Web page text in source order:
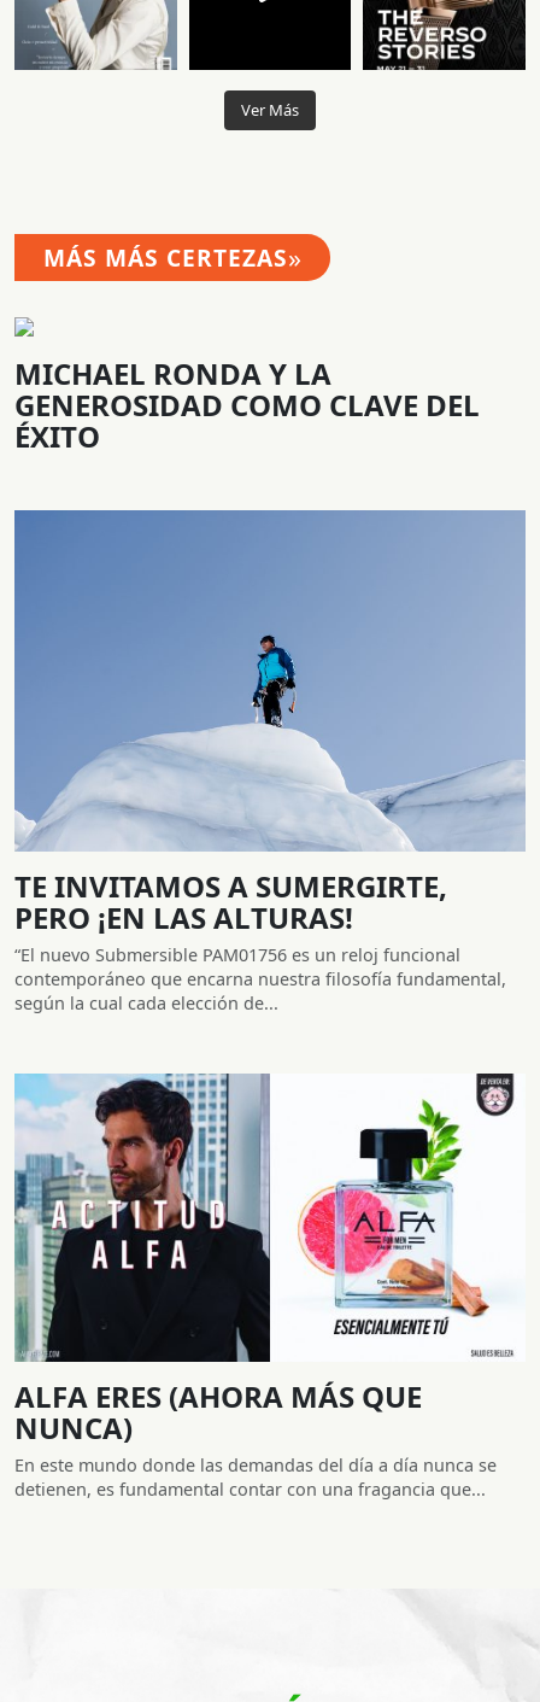
Ver Más
MÁS MÁS CERTEZAS»
MICHAEL RONDA Y LA
GENEROSIDAD COMO CLAVE DEL
ÉXITO
TE INVITAMOS A SUMERGIRTE,
PERO ¡EN LAS ALTURAS!
“El nuevo Submersible PAM01756 es un reloj funcional
contemporáneo que encarna nuestra filosofía fundamental,
según la cual cada elección de...
ALFA ERES (AHORA MÁS QUE
NUNCA)
En este mundo donde las demandas del día a día nunca se
detienen, es fundamental contar con una fragancia que...